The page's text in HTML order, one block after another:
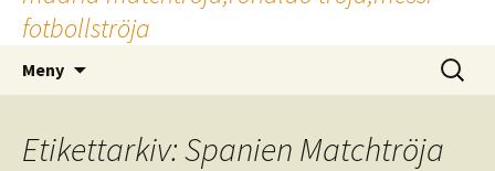
fotbollströja
Meny
Sök
efter:
Etikettarkiv: Spanien Matchtröja